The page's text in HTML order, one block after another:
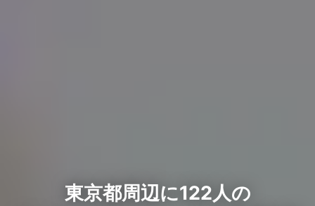
東京都周辺に122人の